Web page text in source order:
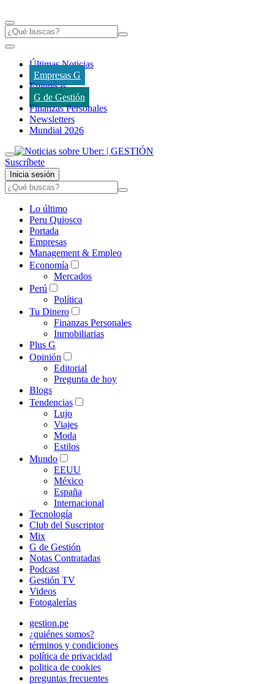
Últimas Noticias
Empresas G
Empresas
G de Gestión
Finanzas Personales
Newsletters
Mundial 2026
Suscríbete
Inicia sesión
Lo último
Peru Quiosco
Portada
Empresas
Management & Empleo
Economía
Mercados
Perú
Política
Tu Dinero
Finanzas Personales
Inmobiliarias
Plus G
Opinión
Editorial
Pregunta de hoy
Blogs
Tendencias
Lujo
Viajes
Moda
Estilos
Mundo
EEUU
México
España
Internacional
Tecnología
Club del Suscriptor
Mix
G de Gestión
Notas Contratadas
Podcast
Gestión TV
Videos
Fotogalerías
gestion.pe
¿quiénes somos?
términos y condiciones
política de privacidad
politica de cookies
preguntas frecuentes